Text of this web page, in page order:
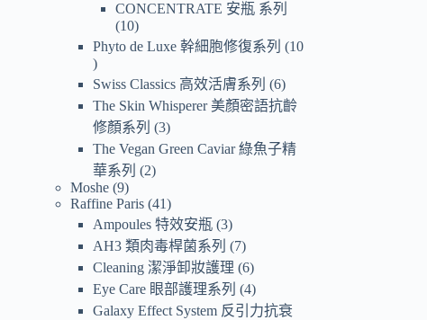
CONCENTRATE 安瓶 系列
10
Phyto de Luxe 幹細胞修復系列
10
Swiss Classics 高效活膚系列
6
The Skin Whisperer 美顏密語抗齡
修顏系列
3
The Vegan Green Caviar 綠魚子精
華系列
2
Moshe 9
Raffine Paris 41
Ampoules 特效安瓶 3
AH3 類肉毒桿菌系列
7
Cleaning 潔淨卸妝護理 6
Eye Care 眼部護理系列
4
Galaxy Effect System 反引力抗衰